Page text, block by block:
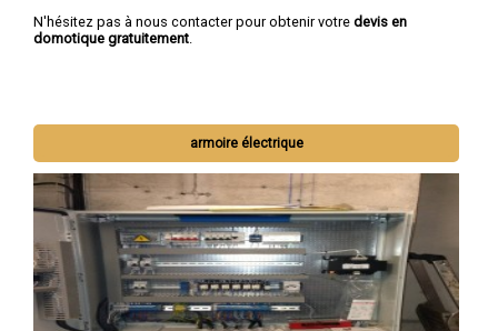
N'hésitez pas à nous contacter pour obtenir votre devis en
domotique gratuitement
armoire électrique